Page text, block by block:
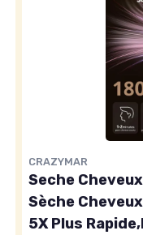
CRAZYMAR
Seche
Sèche
5X Plus